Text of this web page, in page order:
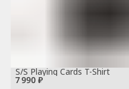
7 990 ₽
S/S Playing Cards T-Shirt